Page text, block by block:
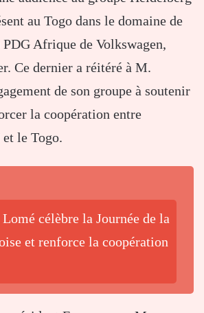
au Togo dans le domaine de
Afrique de Volkswagen,
Ce dernier a réitéré à M.
de son groupe à soutenir
la coopération entre
le Togo.
célèbre la Journée de la
et renforce la coopération